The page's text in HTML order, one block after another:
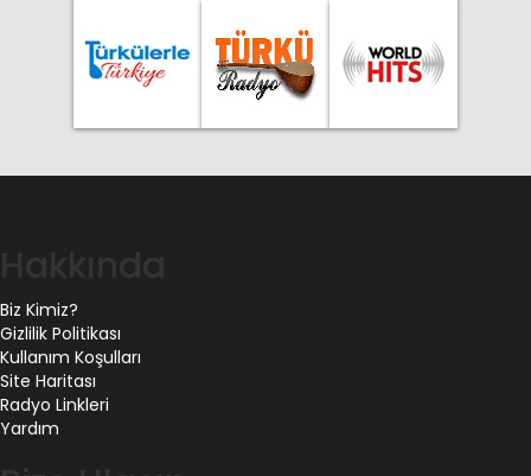
Biz Kimiz?
Gizlilik Politikası
Kullanım Koşulları
Site Haritası
Radyo Linkleri
Yardım